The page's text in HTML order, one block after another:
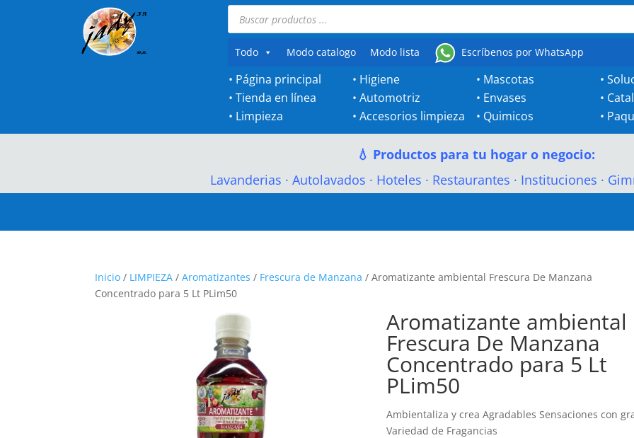
Búsqueda
productos
Todo
Modo catalogo Modo lista Escríbenos por WhatsApp
• Página principal
•Tienda en línea
• Limpieza
• Higiene
•Automotriz
•Accesorios limpieza
• Mascotas
• Envases
• Quimicos
•
•
•
💧 Productos para tu hogar o negocio:
Lavanderias · Autolavados · Hoteles · Restaurantes · Instituciones ·
Inicio / LIMPIEZA /Aromatizantes / Frescura de Manzana / Aromatizante ambiental Frescura De Manzana
Concentrado para 5 Lt PLim50
Aromatizante ambiental
Frescura De Manzana
Concentrado para 5 Lt
PLim50
Ambientaliza y crea Agradables Sensaciones con
Variedad de Fragancias